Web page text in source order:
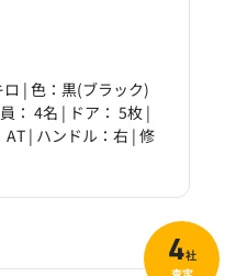
| 色：黒(ブラック)
： 4名 | ドア： 5枚 |
| ハンドル：右 | 修
4社